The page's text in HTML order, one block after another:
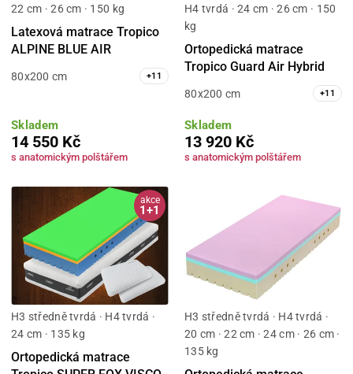
22 cm · 26 cm · 150 kg
Latexová matrace Tropico
ALPINE BLUE AIR
80x200 cm +11
Skladem
14 550 Kč
s anatomickým polštářem
H4 tvrdá · 24 cm · 26 cm · 150
kg
Ortopedická matrace
Tropico Guard Air Hybrid
80x200 cm +11
Skladem
13 920 Kč
s anatomickým polštářem
akce
1+1
H3 středně tvrdá · H4 tvrdá ·
24 cm · 135 kg
Ortopedická matrace
H3 středně tvrdá · H4 tvrdá ·
20 cm · 22 cm · 24 cm · 26 cm ·
135 kg